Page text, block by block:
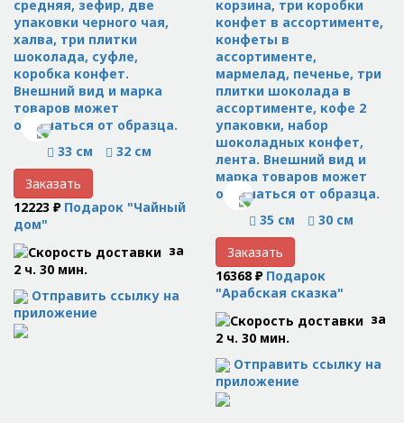
средняя, зефир, две
упаковки черного чая,
халва, три плитки
шоколада, суфле,
коробка конфет.
Внешний вид и марка
товаров может
отличаться от образца.
33 см
32 см
Заказать
12223 ₽ Подарок "Чайный
дом"
за
2 ч. 30 мин.
Отправить ссылку на
приложение
корзина, три коробки
конфет в ассортименте,
конфеты в
ассортименте,
мармелад, печенье, три
плитки шоколада в
ассортименте, кофе 2
упаковки, набор
шоколадных конфет,
лента. Внешний вид и
марка товаров может
отличаться от образца.
35 см
30 см
Заказать
16368 ₽ Подарок
"Арабская сказка"
за
2 ч. 30 мин.
Отправить ссылку на
приложение